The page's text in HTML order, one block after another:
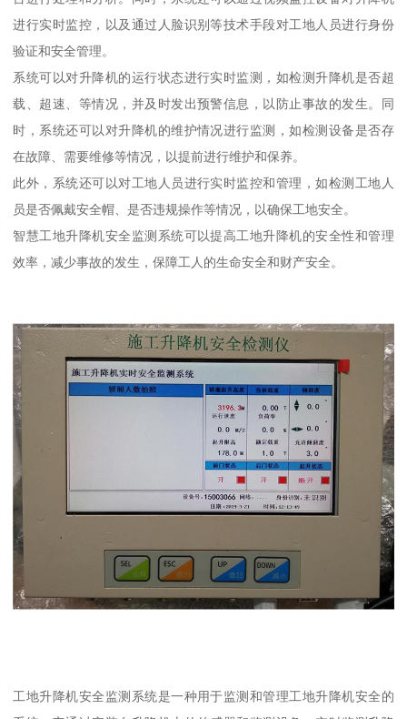
进行实时监控，以及通过人脸识别等技术手段对工地人员进行身份
验证和安全管理。
系统可以对升降机的运行状态进行实时监测，如检测升降机是否超
载、超速、等情况，并及时发出预警信息，以防止事故的发生。同
时，系统还可以对升降机的维护情况进行监测，如检测设备是否存
在故障、需要维修等情况，以提前进行维护和保养。
此外，系统还可以对工地人员进行实时监控和管理，如检测工地人
员是否佩戴安全帽、是否违规操作等情况，以确保工地安全。
智慧工地升降机安全监测系统可以提高工地升降机的安全性和管理
效率，减少事故的发生，保障工人的生命安全和财产安全。
工地升降机安全监测系统是一种用于监测和管理工地升降机安全的